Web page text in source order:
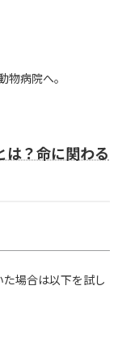
物病院へ。
は？命に関わる
場合は以下を試し